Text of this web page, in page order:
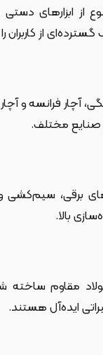
از ابزارهای دستی
گسترده‌ای از
آچار فرانسه و
صنایع مختلف.
برقی،
بالا.
مقاوم ساخته
ایده‌آل هستند.